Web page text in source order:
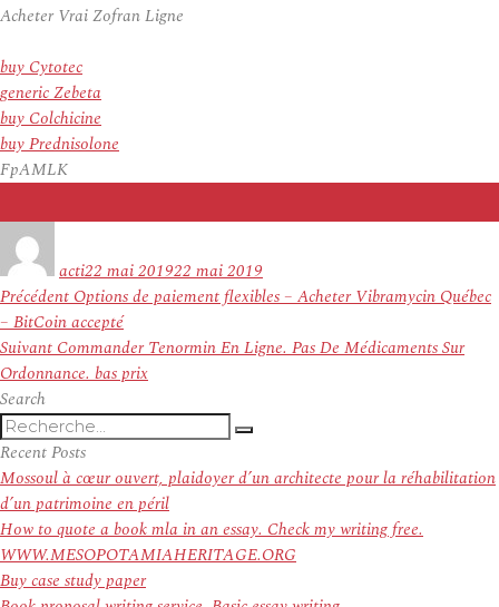
Acheter Vrai Zofran Ligne
buy Cytotec
generic Zebeta
buy Colchicine
buy Prednisolone
FpAMLK
actile
22 mai 201922 mai 2019
Navigation
de
l’article
Précédent Article
précédent :
Options de paiement flexibles – Acheter Vibramycin Québec
– BitCoin accepté
Suivant Article
suivant :
Commander Tenormin En Ligne. Pas De Médicaments Sur
Ordonnance. bas prix
Search
Recherche
pour
:
Recherche
Recent Posts
Mossoul à cœur ouvert, plaidoyer d’un architecte pour la réhabilitation
d’un patrimoine en péril
How to quote a book mla in an essay. Check my writing free.
WWW.MESOPOTAMIAHERITAGE.ORG
Buy case study paper